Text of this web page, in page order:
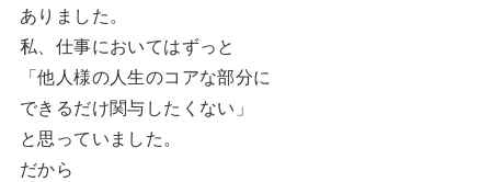
ありました。
私、仕事においてはずっと
「他人様の人生のコアな部分に
できるだけ関与したくない」
と思っていました。
だから